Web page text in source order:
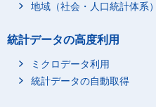
地域（社会・人口統計体系）
統計データの高度利用
ミクロデータ利用
統計データの自動取得